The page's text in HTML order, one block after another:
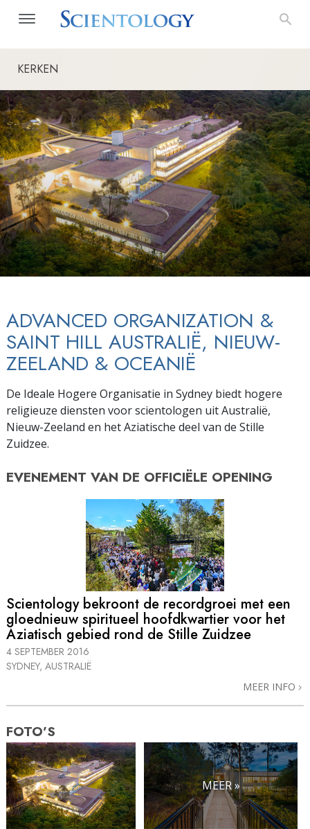
KERKEN
ADVANCED ORGANIZATION &
SAINT HILL AUSTRALIË, NIEUW-
ZEELAND & OCEANIË
De Ideale Hogere Organisatie in Sydney biedt hogere
religieuze diensten voor scientologen uit Australië,
Nieuw-Zeeland en het Aziatische deel van de Stille
Zuidzee.
EVENEMENT VAN DE OFFICIËLE OPENING
Scientology bekroont de recordgroei met een
gloednieuw spiritueel hoofdkwartier voor het
Aziatisch gebied rond de Stille Zuidzee
4 SEPTEMBER 2016
SYDNEY, AUSTRALIË
MEER INFO
FOTO’S
MEER »